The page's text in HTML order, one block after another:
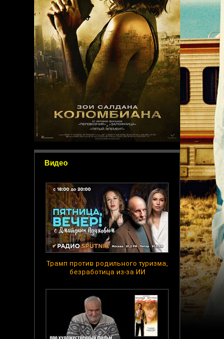
Видео
Трамп против родильного туризма,
безработица из-за ИИ